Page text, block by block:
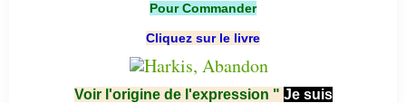
Pour Commander
Cliquez sur le livre
Voir l'origine de l'expression " Je suis